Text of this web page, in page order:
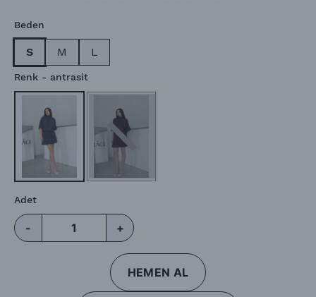
Beden
S M L
Renk - antrasit
Adet
- +
HEMEN AL